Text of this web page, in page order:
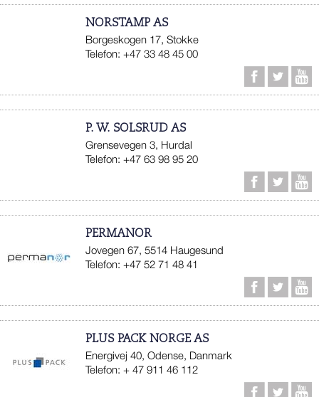
NORSTAMP AS
Borgeskogen 17, Stokke
Telefon: +47 33 48 45 00
P. W. SOLSRUD AS
Grensevegen 3, Hurdal
Telefon: +47 63 98 95 20
PERMANOR
Jovegen 67, 5514 Haugesund
Telefon: +47 52 71 48 41
PLUS PACK NORGE AS
Energivej 40, Odense, Danmark
Telefon: + 47 911 46 112